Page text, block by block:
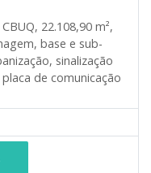
22.108,90 m²,
base e sub-
sinalização
de comunicação